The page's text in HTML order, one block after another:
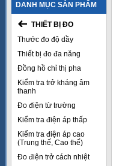
DANH MỤC SẢN PHẨM
THIẾT BỊ ĐO
Thước đo độ dầy
Thiết bị đo đa năng
Đồng hồ chỉ thị pha
Kiểm tra trở kháng âm
thanh
Đo điện từ trường
Kiểm tra điện áp thấp
Kiểm tra điện áp cao
(Trung thế, Cao thế)
Đo điện trở cách nhiệt